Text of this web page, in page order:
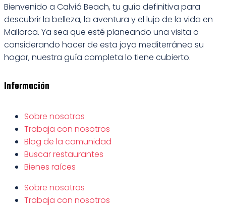
Bienvenido a Calviá Beach, tu guía definitiva para
descubrir la belleza, la aventura y el lujo de la vida en
Mallorca. Ya sea que esté planeando una visita o
considerando hacer de esta joya mediterránea su
hogar, nuestra guía completa lo tiene cubierto.
Información
Sobre nosotros
Trabaja con nosotros
Blog de la comunidad
Buscar restaurantes
Bienes raíces
Sobre nosotros
Trabaja con nosotros